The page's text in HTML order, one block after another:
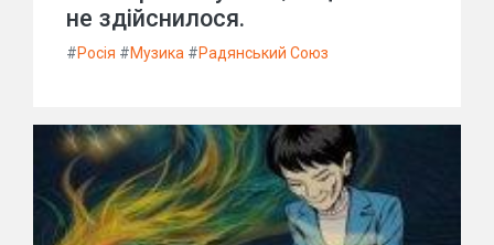
не здійснилося.
#Росія #Музика #Радянський Союз